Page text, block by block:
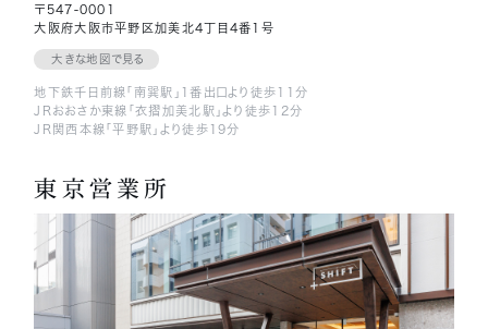
〒547-0001
大阪府大阪市平野区加美北4丁目4番1号
大きな地図で見る
地下鉄千日前線「南巽駅」1番出口より徒歩11分
JRおおさか東線「衣摺加美北駅」より徒歩12分
JR関西本線「平野駅」より徒歩19分
東京営業所